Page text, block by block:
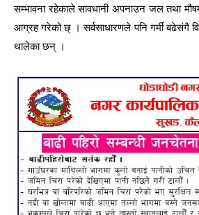
सम्भावना रहेकाले सावधानी अपनाउन जल तथा
आग्रह गरेको छ् । सर्वसाधारणले पनि गर्मी बढेसंगै
थालेका छन् ।